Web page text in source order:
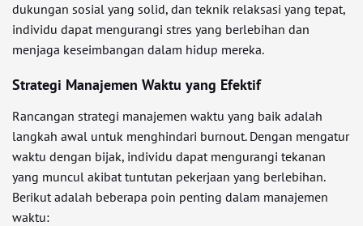
dukungan sosial yang solid, dan teknik relaksasi yang tepat,
individu dapat mengurangi stres yang berlebihan dan
menjaga keseimbangan dalam hidup mereka.
Strategi Manajemen Waktu yang Efektif
Rancangan strategi manajemen waktu yang baik adalah
langkah awal untuk menghindari burnout. Dengan mengatur
waktu dengan bijak, individu dapat mengurangi tekanan
yang muncul akibat tuntutan pekerjaan yang berlebihan.
Berikut adalah beberapa poin penting dalam manajemen
waktu: